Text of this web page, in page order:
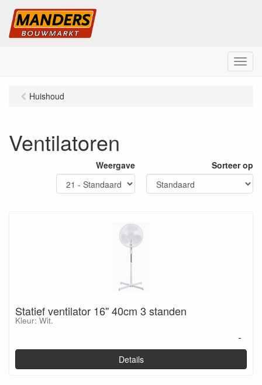
M
e
Huishoud
Ventilatoren
Weergave Sorteer op
Statief ventilator 16'' 40cm 3 standen
Kleur: Wit.
-
Details